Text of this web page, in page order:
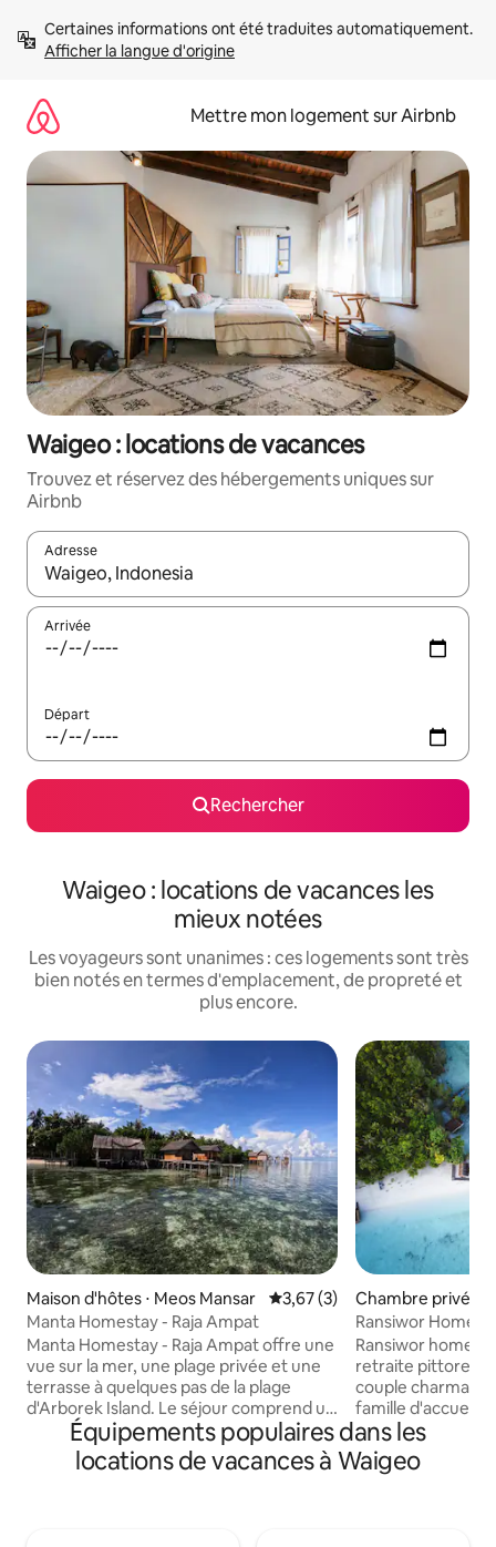
directement
Afficher la langue d'origine
Mettre mon logement sur Airbnb
Waigeo : locations de vacances
Trouvez et réservez des hébergements uniques sur
Airbnb
Adresse
Lorsque les résultats s'affichent, utilisez les flèches vers le
Arrivée
Départ
Rechercher
Waigeo : locations de vacances les
mieux notées
Les voyageurs sont unanimes : ces logements sont très
bien notés en termes d'emplacement, de propreté et
plus encore.
Maison d'hôtes ⋅ Meos Mansar Évaluation moyenne sur la
3,67 (3)
Manta Homestay - Raja Ampat
Manta Homestay - Raja Ampat offre une
vue sur la mer, une plage privée et une
terrasse à quelques pas de la plage
d'Arborek Island. Le séjour comprend un
balcon et une entrée privée avec
sécurité 24h/24. Les voyageurs peuvent
profiter d'un petit-déjeuner asiatique
Chambre privée ⋅
ar
Ransiwor
Ransiwor
retraite
couple
famille d'accueil
Raja Ampat offre
époustouflantes.
peuvent profiter
Équipements populaires dans les
locations de vacances à Waigeo